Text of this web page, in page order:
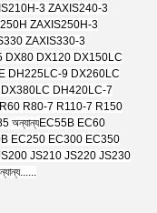
3 ZAXIS240-3
ZAXIS250H-3
ZAXIS330-3
DX80 DX120 DX150LC
DH225LC-9 DX260LC
DH420LC-7
R80-7 R110-7 R150
অন্যান্যEC55B EC60
EC250 EC300 EC350
JS210 JS220 JS230